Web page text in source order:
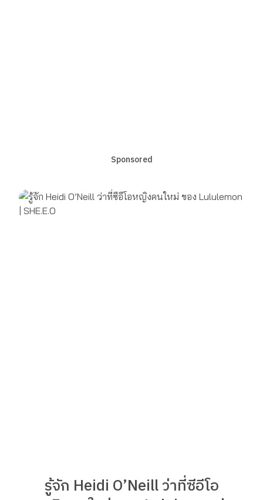
Sponsored
รู้จัก Heidi O’Neill ว่าที่ซีอีโอ